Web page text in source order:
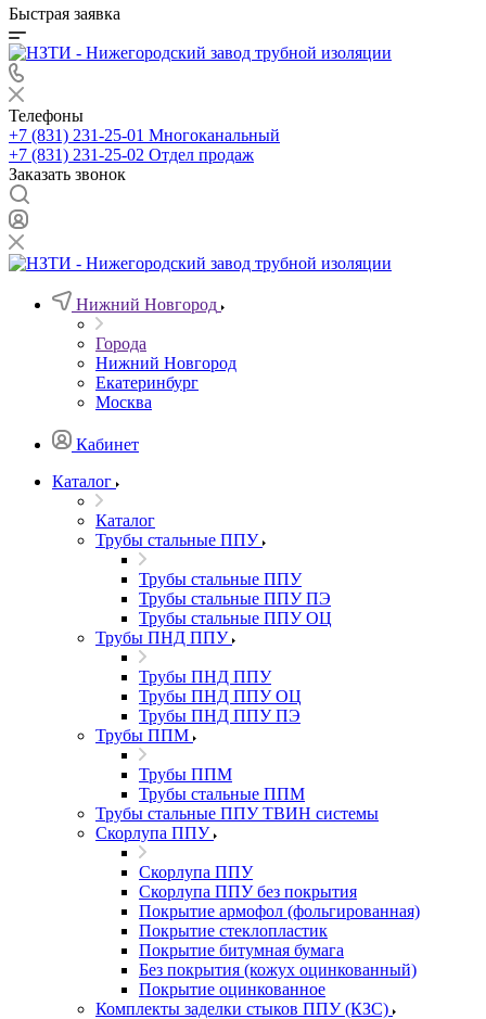
Быстрая заявка
Телефоны
+7 (831) 231-25-01 Многоканальный
+7 (831) 231-25-02 Отдел продаж
Заказать звонок
Нижний Новгород
Города
Нижний Новгород
Екатеринбург
Москва
Кабинет
Каталог
Каталог
Трубы стальные ППУ
Трубы стальные ППУ
Трубы стальные ППУ ПЭ
Трубы стальные ППУ ОЦ
Трубы ПНД ППУ
Трубы ПНД ППУ
Трубы ПНД ППУ ОЦ
Трубы ПНД ППУ ПЭ
Трубы ППМ
Трубы ППМ
Трубы стальные ППМ
Трубы стальные ППУ ТВИН системы
Скорлупа ППУ
Скорлупа ППУ
Скорлупа ППУ без покрытия
Покрытие армофол (фольгированная)
Покрытие стеклопластик
Покрытие битумная бумага
Без покрытия (кожух оцинкованный)
Покрытие оцинкованное
Комплекты заделки стыков ППУ (КЗС)